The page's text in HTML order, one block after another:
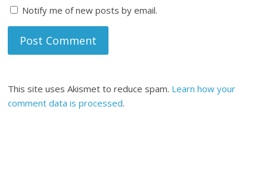
Notify me of new posts by email.
This site uses Akismet to reduce spam. Learn how your
comment data is processed.